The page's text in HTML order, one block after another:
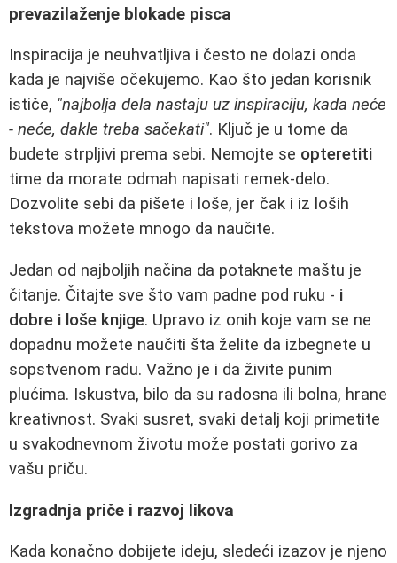
prevazilaženje blokade pisca
Inspiracija je neuhvatljiva i često ne dolazi onda
kada je najviše očekujemo. Kao što jedan korisnik
ističe, "najbolja dela nastaju uz inspiraciju, kada neće
- neće, dakle treba sačekati". Ključ je u tome da
budete strpljivi prema sebi. Nemojte se opteretiti
time da morate odmah napisati remek-delo.
Dozvolite sebi da pišete i loše, jer čak i iz loših
tekstova možete mnogo da naučite.
Jedan od najboljih načina da potaknete maštu je
čitanje. Čitajte sve što vam padne pod ruku - i
dobre i loše knjige. Upravo iz onih koje vam se ne
dopadnu možete naučiti šta želite da izbegnete u
sopstvenom radu. Važno je i da živite punim
plućima. Iskustva, bilo da su radosna ili bolna, hrane
kreativnost. Svaki susret, svaki detalj koji primetite
u svakodnevnom životu može postati gorivo za
vašu priču.
Izgradnja priče i razvoj likova
Kada konačno dobijete ideju, sledeći izazov je njeno